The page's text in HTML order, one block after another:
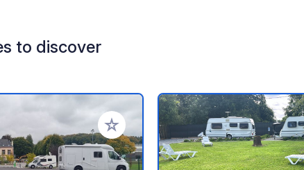
to discover
Add to your favorites